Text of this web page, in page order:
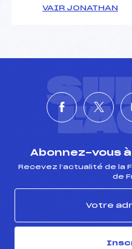
VAIR JONATHAN
Abonnez-vous
Recevez l’actualité de la
de